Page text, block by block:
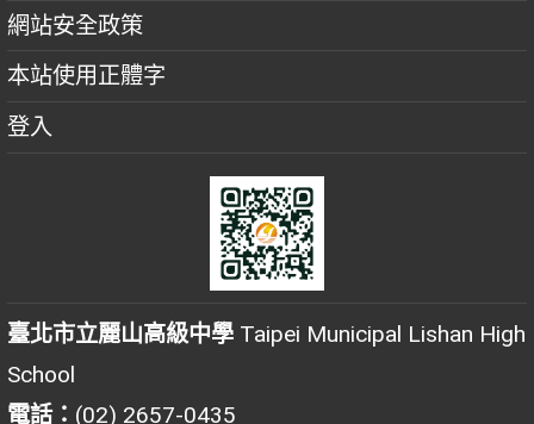
網站安全政策
本站使用正體字
登入
臺北市立麗山高級中學 Taipei Municipal Lishan High
School
電話： (02) 2657-0435